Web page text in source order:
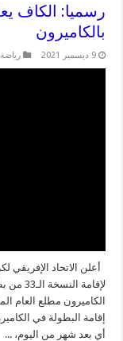
رسميا: الكاف
بالكاميرون
9 ديسمبر 2021 رياضة
أعلن الاتحاد الإفريقي
الكاميرون مطلع العام
أي بعد شهر من اليوم، ...